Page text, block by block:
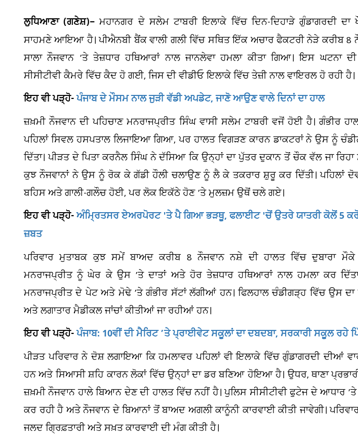
ਲੁਧਿਆਣਾ (ਗਣੇਸ਼)–ਮਹਾਨਗਰ ਦੇ ਸਲੇਮ ਟਾਬਰੀ ਇਲਾਕੇ ਵਿੱਚ ਦਿਨ-ਦਿਹਾੜੇ ਗੁੰਡਾਗਰਦੀ ਦਾ
ਸਾਹਮਣੇ ਆਇਆ ਹੈ। ਪੀਐਨਬੀ ਬੈਂਕ ਵਾਲੀ ਗਲੀ ਵਿੱਚ ਸਥਿਤ ਇੱਕ ਅਚਾਰ ਫੈਕਟਰੀ ਨੇੜੇ ਕਰੀਬ 8
ਸਾਲਾ ਨੌਜਵਾਨ ’ਤੇ ਤੇਜ਼ਧਾਰ ਹਥਿਆਰਾਂ ਨਾਲ ਜਾਨਲੇਵਾ ਹਮਲਾ ਕੀਤਾ ਗਿਆ। ਇਸ ਘਟਨਾ ਦੀ
ਸੀਸੀਟੀਵੀ ਕੈਮਰੇ ਵਿੱਚ ਕੈਦ ਹੋ ਗਈ, ਜਿਸ ਦੀ ਵੀਡੀਓ ਇਲਾਕੇ ਵਿੱਚ ਤੇਜ਼ੀ ਨਾਲ ਵਾਇਰਲ ਹੋ ਰਹੀ ਹੈ।
ਇਹ ਵੀ ਪੜ੍ਹੋ-ਪੰਜਾਬ ਦੇ ਮੌਸਮ ਨਾਲ ਜੁੜੀ ਵੱਡੀ ਅਪਡੇਟ, ਜਾਣੋ ਆਉਣ ਵਾਲੇ ਦਿਨਾਂ ਦਾ ਹਾਲ
ਜ਼ਖ਼ਮੀ ਨੌਜਵਾਨ ਦੀ ਪਹਿਚਾਣ ਮਨਰਾਜਪ੍ਰੀਤ ਸਿੰਘ ਵਾਸੀ ਸਲੇਮ ਟਾਬਰੀ ਵਜੋਂ ਹੋਈ ਹੈ। ਗੰਭੀਰ
ਪਹਿਲਾਂ ਸਿਵਲ ਹਸਪਤਾਲ ਲਿਜਾਇਆ ਗਿਆ, ਪਰ ਹਾਲਤ ਵਿਗੜਣ ਕਾਰਨ ਡਾਕਟਰਾਂ ਨੇ ਉਸ ਨੂੰ
ਦਿੱਤਾ। ਪੀੜਤ ਦੇ ਪਿਤਾ ਕਰਨੈਲ ਸਿੰਘ ਨੇ ਦੱਸਿਆ ਕਿ ਉਨ੍ਹਾਂ ਦਾ ਪੁੱਤਰ ਦੁਕਾਨ ਤੋਂ ਚੌਕ ਵੱਲ ਜਾ
ਕੁਝ ਨੌਜਵਾਨਾਂ ਨੇ ਉਸ ਨੂੰ ਰੋਕ ਕੇ ਗੱਡੀ ਹੌਲੀ ਚਲਾਉਣ ਨੂੰ ਲੈ ਕੇ ਤਕਰਾਰ ਸ਼ੁਰੂ ਕਰ ਦਿੱਤੀ। ਪਹਿਲਾਂ
ਬਹਿਸ ਅਤੇ ਗਾਲੀ-ਗਲੌਚ ਹੋਈ, ਪਰ ਲੋਕ ਇਕੱਠੇ ਹੋਣ ’ਤੇ ਮੁਲਜ਼ਮ ਉਥੋਂ ਚਲੇ ਗਏ।
ਇਹ ਵੀ ਪੜ੍ਹੋ-ਅੰਮ੍ਰਿਤਸਰ ਏਅਰਪੋਰਟ 'ਤੇ ਪੈ ਗਿਆ ਭੜਥੂ, ਫਲਾਈਟ 'ਚੋਂ ਉਤਰੇ ਯਾਤਰੀ ਕੋਲੋਂ 5
ਜ਼ਬਤ
ਪਰਿਵਾਰ ਮੁਤਾਬਕ ਕੁਝ ਸਮੇਂ ਬਾਅਦ ਕਰੀਬ 8 ਨੌਜਵਾਨ ਨਸ਼ੇ ਦੀ ਹਾਲਤ ਵਿੱਚ ਦੁਬਾਰਾ
ਮਨਰਾਜਪ੍ਰੀਤ ਨੂੰ ਘੇਰ ਕੇ ਉਸ ’ਤੇ ਦਾਤਾਂ ਅਤੇ ਹੋਰ ਤੇਜ਼ਧਾਰ ਹਥਿਆਰਾਂ ਨਾਲ ਹਮਲਾ ਕਰ
ਮਨਰਾਜਪ੍ਰੀਤ ਦੇ ਪੇਟ ਅਤੇ ਮੋਢੇ ’ਤੇ ਗੰਭੀਰ ਸੱਟਾਂ ਲੱਗੀਆਂ ਹਨ। ਫਿਲਹਾਲ ਚੰਡੀਗੜ੍ਹ ਵਿੱਚ ਉਸ ਦਾ
ਅਤੇ ਲਗਾਤਾਰ ਮੈਡੀਕਲ ਜਾਂਚਾਂ ਕੀਤੀਆਂ ਜਾ ਰਹੀਆਂ ਹਨ।
ਇਹ ਵੀ ਪੜ੍ਹੋ-ਪੰਜਾਬ: 10ਵੀਂ ਦੀ ਮੈਰਿਟ ’ਤੇ ਪ੍ਰਾਈਵੇਟ ਸਕੂਲਾਂ ਦਾ ਦਬਦਬਾ, ਸਰਕਾਰੀ ਸਕੂਲ ਰਹੇ
ਪੀੜਤ ਪਰਿਵਾਰ ਨੇ ਦੋਸ਼ ਲਗਾਇਆ ਕਿ ਹਮਲਾਵਰ ਪਹਿਲਾਂ ਵੀ ਇਲਾਕੇ ਵਿੱਚ ਗੁੰਡਾਗਰਦੀ ਦੀਆਂ
ਹਨ ਅਤੇ ਸਿਆਸੀ ਸ਼ਹਿ ਕਾਰਨ ਲੋਕਾਂ ਵਿੱਚ ਉਨ੍ਹਾਂ ਦਾ ਡਰ ਬਣਿਆ ਹੋਇਆ ਹੈ। ਉਧਰ, ਥਾਣਾ
ਜ਼ਖ਼ਮੀ ਨੌਜਵਾਨ ਹਾਲੇ ਬਿਆਨ ਦੇਣ ਦੀ ਹਾਲਤ ਵਿੱਚ ਨਹੀਂ ਹੈ। ਪੁਲਿਸ ਸੀਸੀਟੀਵੀ ਫੁਟੇਜ ਦੇ ਆਧਾਰ
ਕਰ ਰਹੀ ਹੈ ਅਤੇ ਨੌਜਵਾਨ ਦੇ ਬਿਆਨਾਂ ਤੋਂ ਬਾਅਦ ਅਗਲੀ ਕਾਨੂੰਨੀ ਕਾਰਵਾਈ ਕੀਤੀ ਜਾਵੇਗੀ।
ਜਲਦ ਗ੍ਰਿਫ਼ਤਾਰੀ ਅਤੇ ਸਖ਼ਤ ਕਾਰਵਾਈ ਦੀ ਮੰਗ ਕੀਤੀ ਹੈ।
ਇਮਰਾਨ ਖਾਨ ਦੇ
ਕੀਤਾ ਪ੍ਰਦਰਸ਼ਨ